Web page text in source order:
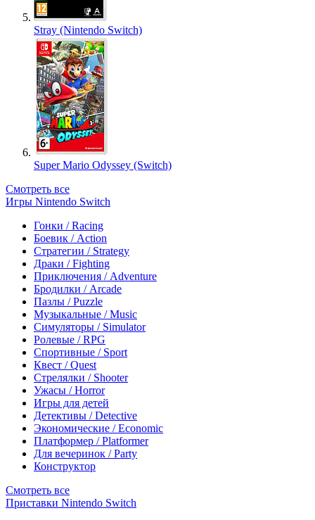
Stray (Nintendo Switch)
Super Mario Odyssey (Switch)
Смотреть все
Игры Nintendo Switch
Гонки / Racing
Боевик / Action
Стратегии / Strategy
Драки / Fighting
Приключения / Adventure
Бродилки / Arcade
Пазлы / Puzzle
Музыкальные / Music
Симуляторы / Simulator
Ролевые / RPG
Спортивные / Sport
Квест / Quest
Стрелялки / Shooter
Ужасы / Horror
Игры для детей
Детективы / Detective
Экономические / Economic
Платформер / Platformer
Для вечеринок / Party
Конструктор
Смотреть все
Приставки Nintendo Switch